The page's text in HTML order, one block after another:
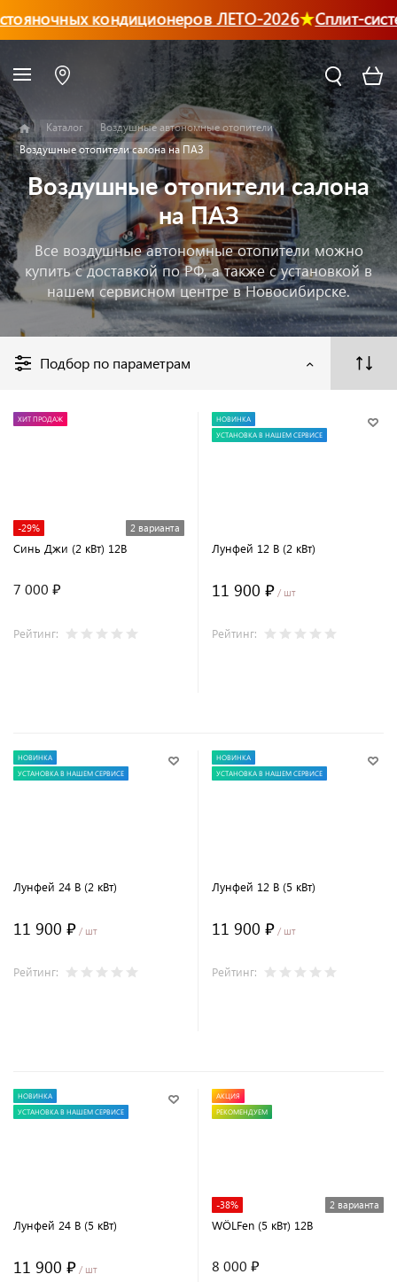
кондиционеров ЛЕТО-2026 Сплит-
Каталог
Воздушные автономные отопители
Воздушные отопители салона на ПАЗ
Воздушные отопители салона
на ПАЗ
Все воздушные автономные отопители можно
купить с доставкой по РФ, а также с установкой в
нашем сервисном центре в Новосибирске.
Подбор по параметрам
ХИТ ПРОДАЖ
-29% 2 варианта
Синь Джи (2 кВт) 12В
7 000 ₽
Рейтинг:
НОВИНКА
УСТАНОВКА В НАШЕМ СЕРВИСЕ
Лунфей 12 В (2 кВт)
11 900 ₽ / шт
Рейтинг:
НОВИНКА
УСТАНОВКА В НАШЕМ СЕРВИСЕ
Лунфей 24 В (2 кВт)
11 900 ₽ / шт
Рейтинг:
НОВИНКА
УСТАНОВКА В НАШЕМ СЕРВИСЕ
Лунфей 12 В (5 кВт)
11 900 ₽ / шт
Рейтинг:
НОВИНКА
УСТАНОВКА В НАШЕМ СЕРВИСЕ
Лунфей 24 В (5 кВт)
11 900 ₽ / шт
АКЦИЯ
РЕКОМЕНДУЕМ
-38% 2 варианта
WÖLFen (5 кВт) 12В
8 000 ₽